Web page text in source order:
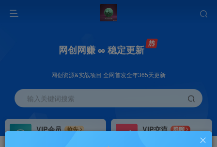
网创网赚 ∞ 稳定更新
网创资源&实战项目 全网首发全年365天更新
输入关键词搜索
VIP会员
抢先
VIP交流
群聊
研究探讨更多创业项目路子。